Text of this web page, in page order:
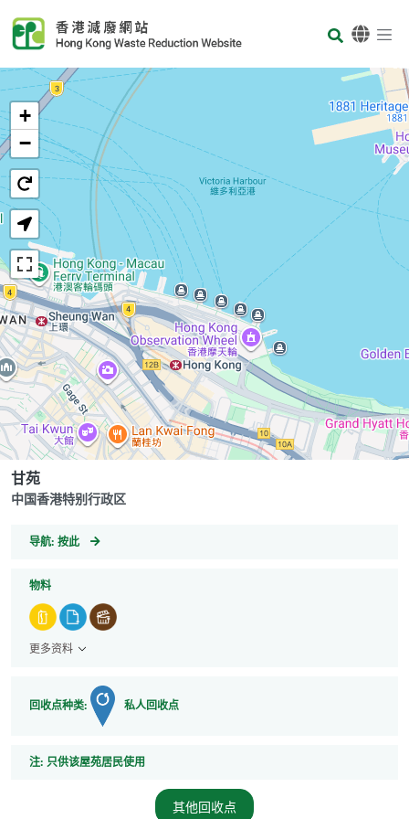
Body
首页
+
−
甘苑
中国香港特别行政区
导航: GeoCoordinates
按此
物料
更多资料
回收点种类: 私人回收点
注: 注
只供该屋苑居民使用
其他回收点